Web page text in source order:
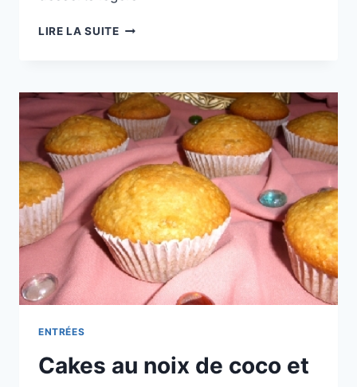
LIRE LA SUITECHAPEAUX
ENTRÉES
Cakes au noix de coco et